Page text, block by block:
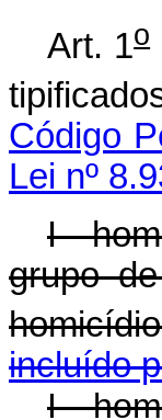
Art. 1o
Código
Lei nº
I -
grupo
incluído
I -